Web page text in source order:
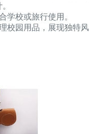
学校或旅行使用。
校园用品，展现独特风